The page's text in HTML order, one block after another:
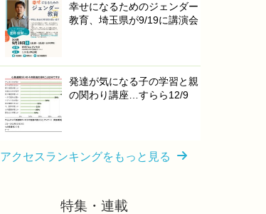
幸せになるためのジェンダー
教育、埼玉県が9/19に講演会
発達が気になる子の学習と親
の関わり講座…すらら12/9
アクセスランキングをもっと見る
特集・連載